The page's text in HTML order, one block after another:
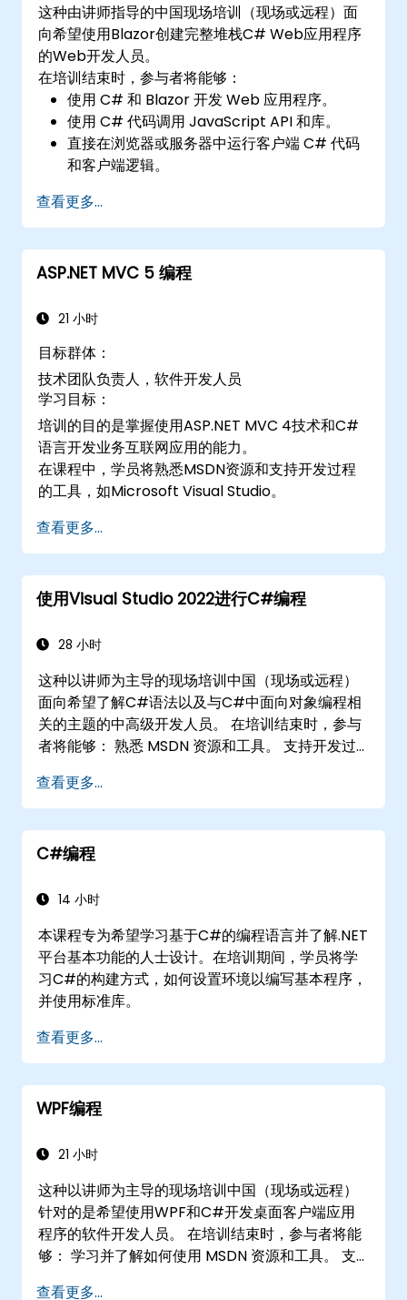
这种由讲师指导的中国现场培训（现场或远程）面
向希望使用Blazor创建完整堆栈C# Web应用程序
的Web开发人员。
在培训结束时，参与者将能够：
使用 C# 和 Blazor 开发 Web 应用程序。
使用 C# 代码调用 JavaScript API 和库。
直接在浏览器或服务器中运行客户端 C# 代码
和客户端逻辑。
查看更多...
ASP.NET MVC 5 编程
21 小时
目标群体：
技术团队负责人，软件开发人员
学习目标：
培训的目的是掌握使用ASP.NET MVC 4技术和C#
语言开发业务互联网应用的能力。
在课程中，学员将熟悉MSDN资源和支持开发过程
的工具，如Microsoft Visual Studio。
查看更多...
使用Visual Studio 2022进行C#编程
28 小时
这种以讲师为主导的现场培训中国（现场或远程）
面向希望了解C#语法以及与C#中面向对象编程相
关的主题的中高级开发人员。 在培训结束时，参与
者将能够： 熟悉 MSDN 资源和工具。 支持开发过
查看更多...
C#编程
14 小时
本课程专为希望学习基于C#的编程语言并了解.NET
平台基本功能的人士设计。在培训期间，学员将学
习C#的构建方式，如何设置环境以编写基本程序，
并使用标准库。
查看更多...
WPF编程
21 小时
这种以讲师为主导的现场培训中国（现场或远程）
针对的是希望使用WPF和C#开发桌面客户端应用
程序的软件开发人员。 在培训结束时，参与者将能
够： 学习并了解如何使用 MSDN 资源和工具。 支
查看更多...